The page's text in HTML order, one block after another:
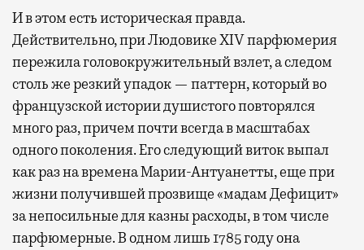
И в этом есть историческая правда.
Действительно, при Людовике XIV парфюмерия
пережила головокружительный взлет, а следом
столь же резкий упадок — паттерн, который во
французской истории душистого повторялся
много раз, причем почти всегда в масштабах
одного поколения. Его следующий виток выпал
как раз на времена Марии-Антуанетты, еще при
жизни получившей прозвище «мадам Дефицит»
за непосильные для казны расходы, в том числе
парфюмерные. В одном лишь 1785 году она